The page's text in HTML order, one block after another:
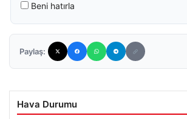
Beni hatırla
Paylaş:
Hava Durumu